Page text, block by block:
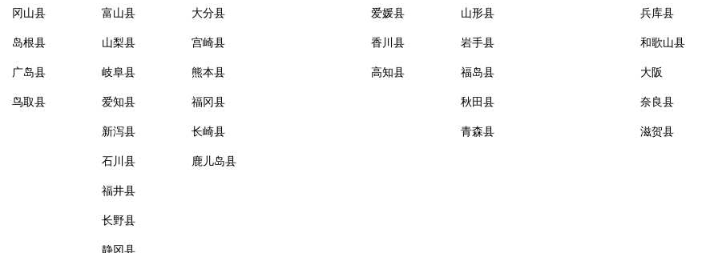
冈山县
岛根县
广岛县
鸟取县
富山县
山梨县
岐阜县
爱知县
新泻县
石川县
福井县
长野县
静冈县
大分县
宫崎县
熊本县
福冈县
长崎县
鹿儿岛县
爱媛县
香川县
高知县
山形县
岩手县
福岛县
秋田县
青森县
兵库县
和歌山县
大阪
奈良县
滋贺县